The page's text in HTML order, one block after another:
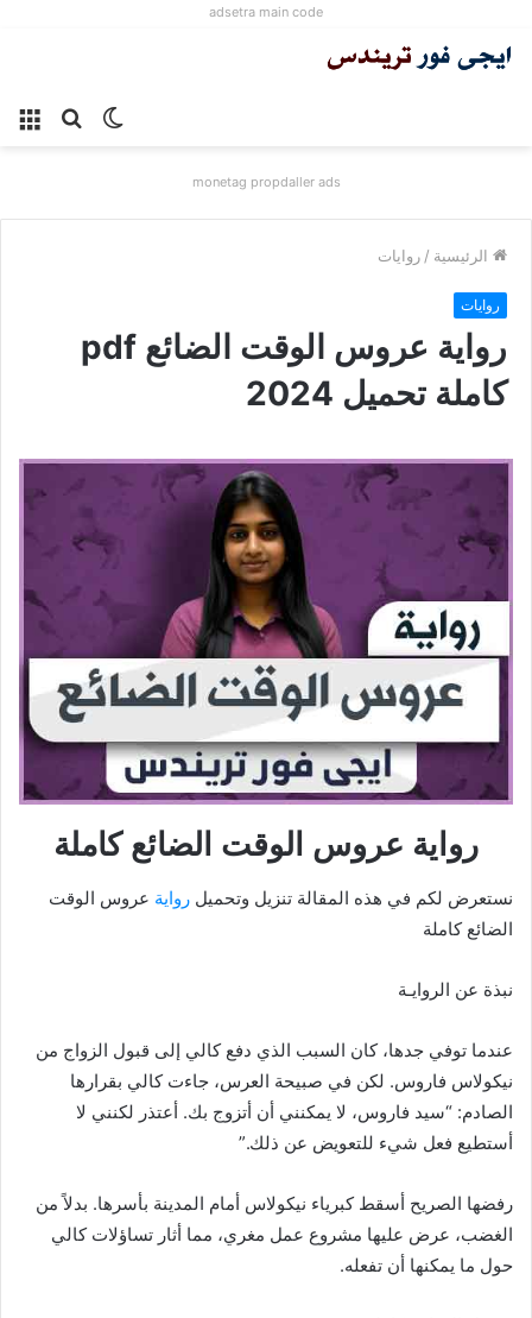
adsetra main code
بحث الوضع
monetag propdaller ads
الرئيسية / روايات
روايات
رواية عروس الوقت الضائع pdf
كاملة تحميل 2024
رواية عروس الوقت الضائع كاملة
نستعرض لكم في هذه المقالة تنزيل وتحميل رواية عروس الوقت
الضائع كاملة
نبذة عن الروايـة
عندما توفي جدها، كان السبب الذي دفع كالي إلى قبول الزواج من
نيكولاس فاروس. لكن في صبيحة العرس، جاءت كالي بقرارها
الصادم: “سيد فاروس، لا يمكنني أن أتزوج بك. أعتذر لكنني لا
أستطيع فعل شيء للتعويض عن ذلك.”
رفضها الصريح أسقط كبرياء نيكولاس أمام المدينة بأسرها. بدلاً من
الغضب، عرض عليها مشروع عمل مغري، مما أثار تساؤلات كالي
حول ما يمكنها أن تفعله.